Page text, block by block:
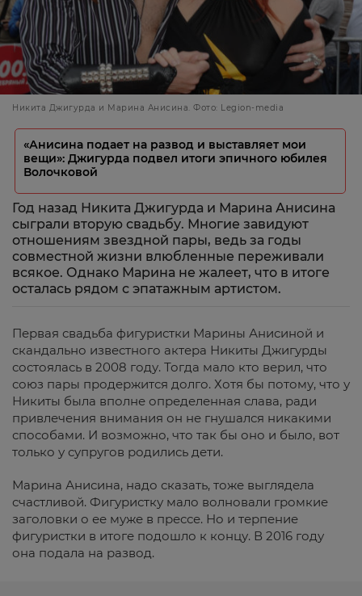
Никита Джигурда и Марина Анисина. Фото: Legion-media
«Анисина подает на развод и выставляет мои
вещи»: Джигурда подвел итоги эпичного юбилея
Волочковой
Год назад Никита Джигурда и Марина Анисина
сыграли вторую свадьбу. Многие завидуют
отношениям звездной пары, ведь за годы
совместной жизни влюбленные переживали
всякое. Однако Марина не жалеет, что в итоге
осталась рядом с эпатажным артистом.
Первая свадьба фигуристки Марины Анисиной и
скандально известного актера Никиты Джигурды
состоялась в 2008 году. Тогда мало кто верил, что
союз пары продержится долго. Хотя бы потому, что у
Никиты была вполне определенная слава, ради
привлечения внимания он не гнушался никакими
способами. И возможно, что так бы оно и было, вот
только у супругов родились дети.
Марина Анисина, надо сказать, тоже выглядела
счастливой. Фигуристку мало волновали громкие
заголовки о ее муже в прессе. Но и терпение
фигуристки в итоге подошло к концу. В 2016 году
она подала на развод.